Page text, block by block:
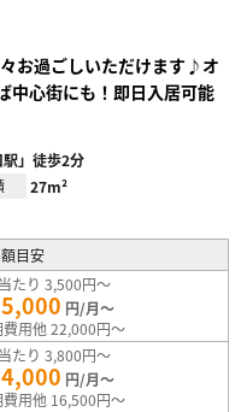
お過ごしいただけます♪オ
中心街にも！即日入居可能
」徒歩2分
27m²
目安
たり 3,500円～
円/月～
費用他 22,000円～
たり 3,800円～
円/月～
費用他 16,500円～